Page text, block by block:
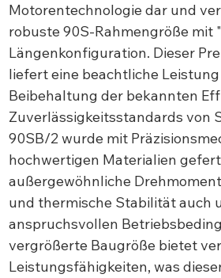
Motorentechnologie dar und
robuste 90S-Rahmengröße mit
Längenkonfiguration. Dieser
liefert eine beachtliche
Beibehaltung der bekannten
Zuverlässigkeitsstandards von
90SB/2 wurde mit
hochwertigen Materialien
außergewöhnliche
und thermische Stabilität auch
anspruchsvollen
vergrößerte Baugröße bietet
Leistungsfähigkeiten, was